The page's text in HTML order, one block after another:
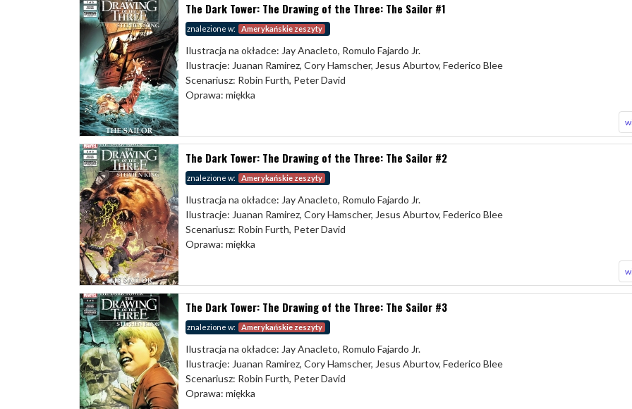
The Dark Tower: The Drawing of the Three: The Sailor #1
znalezione w: Amerykańskie zeszyty
Ilustracja na okładce: Jay Anacleto, Romulo Fajardo Jr.
Ilustracje: Juanan Ramirez, Cory Hamscher, Jesus Aburtov, Federico Blee
Scenariusz: Robin Furth, Peter David
Oprawa: miękka
The Dark Tower: The Drawing of the Three: The Sailor #2
znalezione w: Amerykańskie zeszyty
Ilustracja na okładce: Jay Anacleto, Romulo Fajardo Jr.
Ilustracje: Juanan Ramirez, Cory Hamscher, Jesus Aburtov, Federico Blee
Scenariusz: Robin Furth, Peter David
Oprawa: miękka
The Dark Tower: The Drawing of the Three: The Sailor #3
znalezione w: Amerykańskie zeszyty
Ilustracja na okładce: Jay Anacleto, Romulo Fajardo Jr.
Ilustracje: Juanan Ramirez, Cory Hamscher, Jesus Aburtov, Federico Blee
Scenariusz: Robin Furth, Peter David
Oprawa: miękka